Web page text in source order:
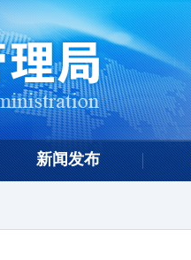
新闻发布